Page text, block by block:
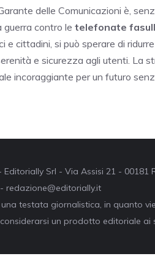
delle Comunicazioni è,
guerra contro le telefonate
e cittadini, si può sperare di
e sicurezza agli utenti. La
incoraggiante per un futuro
Srl - Via Assisi 21 - 00181
redazione@editorially.it
testata giornalistica, in quanto
un prodotto editoriale ai